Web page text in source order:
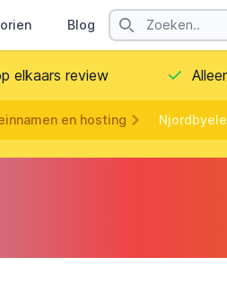
Blog Contact
Search
elkaars review
en hosting